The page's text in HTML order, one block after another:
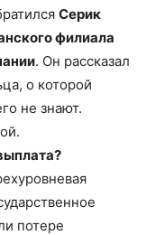
Серик
филиала
. Он рассказал
о которой
не знают.
потере